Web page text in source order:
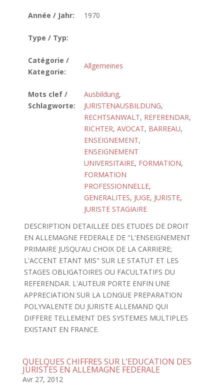
Année / Jahr: 1970
Type / Typ:
Catégorie /
Kategorie:
Allgemeines
Mots clef /
Schlagworte:
Ausbildung,
JURISTENAUSBILDUNG,
RECHTSANWALT, REFERENDAR,
RICHTER, AVOCAT, BARREAU,
ENSEIGNEMENT,
ENSEIGNEMENT
UNIVERSITAIRE, FORMATION,
FORMATION
PROFESSIONNELLE,
GENERALITES, JUGE, JURISTE,
JURISTE STAGIAIRE
DESCRIPTION DETAILLEE DES ETUDES DE DROIT
EN ALLEMAGNE FEDERALE DE "L'ENSEIGNEMENT
PRIMAIRE JUSQU'AU CHOIX DE LA CARRIERE;
L'ACCENT ETANT MIS" SUR LE STATUT ET LES
STAGES OBLIGATOIRES OU FACULTATIFS DU
REFERENDAR. L'AUTEUR PORTE ENFIN UNE
APPRECIATION SUR LA LONGUE PREPARATION
POLYVALENTE DU JURISTE ALLEMAND QUI
DIFFERE TELLEMENT DES SYSTEMES MULTIPLES
EXISTANT EN FRANCE.
QUELQUES CHIFFRES SUR L’EDUCATION DES
JURISTES EN ALLEMAGNE FEDERALE
Avr 27, 2012